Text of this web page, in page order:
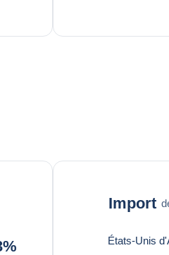
Import
États-Unis